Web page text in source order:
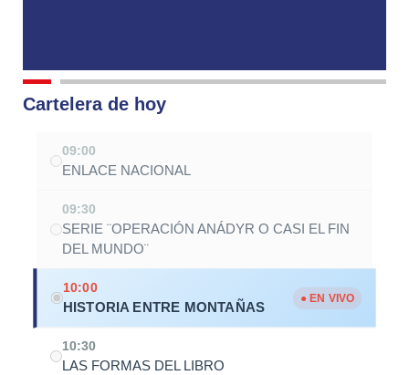
Cartelera de hoy
09:00
ENLACE NACIONAL
09:30
SERIE ¨OPERACIÓN ANÁDYR O CASI EL FIN
DEL MUNDO¨
10:00
HISTORIA ENTRE MONTAÑAS
● EN VIVO
10:30
LAS FORMAS DEL LIBRO